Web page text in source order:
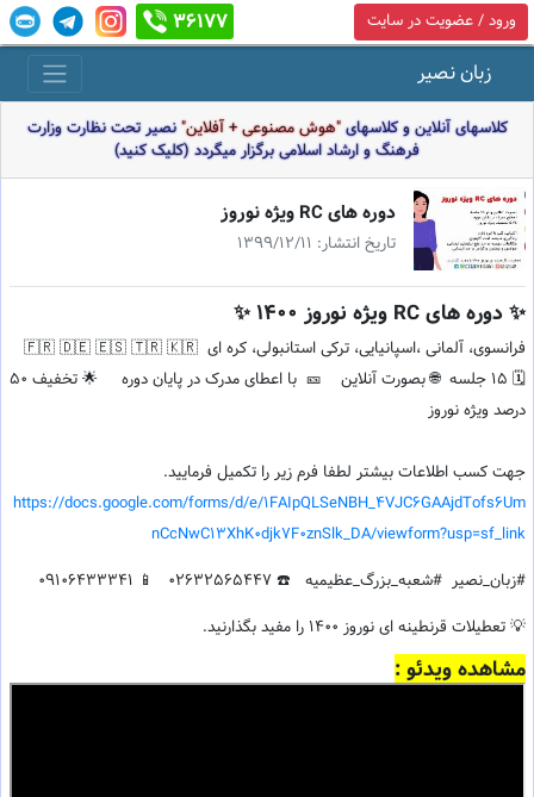
ورود / عضویت در سایت 36177
زبان نصیر
کلاسهای آنلاین و کلاسهای"هوش مصنوعی + آفلاین"نصیر تحت نظارت وزارت
فرهنگ و ارشاد اسلامی برگزار میگردد (کلیک کنید)
دوره های RC ویژه نوروز
تاریخ انتشار: 1399/12/11
✨ دوره های RC ویژه نوروز 1400 ✨
فرانسوی، آلمانی ،اسپانیایی، ترکی استانبولی، کره ای 🇫🇷 🇩🇪 🇪🇸 🇹🇷 🇰🇷
🗓 15 جلسه 🌐 بصورت آنلاین 🎫 با اعطای مدرک در پایان دوره 🌟 تخفیف 50
درصد ویژه نوروز
جهت کسب اطلاعات بیشتر لطفا فرم زیر را تکمیل فرمایید.
https://docs.google.com/forms/d/e/1FAIpQLSeNBH_4VJC6GAAjdTofs6Um
nCcNwC13XhK0djk7F0znSlk_DA/viewform?usp=sf_link
#زبان_نصیر #شعبه_بزرگ_عظیمیه ☎️ 02632565447
📱 09106433341
💡 تعطیلات قرنطینه ای نوروز 1400 را مفید بگذارنید.
مشاهده ویدئو :